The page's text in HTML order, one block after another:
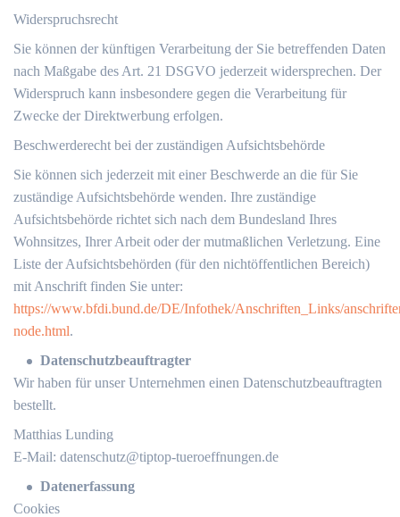
Widerspruchsrecht
Sie können der künftigen Verarbeitung der Sie betreffenden Daten
nach Maßgabe des Art. 21 DSGVO jederzeit widersprechen. Der
Widerspruch kann insbesondere gegen die Verarbeitung für
Zwecke der Direktwerbung erfolgen.
Beschwerderecht bei der zuständigen Aufsichtsbehörde
Sie können sich jederzeit mit einer Beschwerde an die für Sie
zuständige Aufsichtsbehörde wenden. Ihre zuständige
Aufsichtsbehörde richtet sich nach dem Bundesland Ihres
Wohnsitzes, Ihrer Arbeit oder der mutmaßlichen Verletzung. Eine
Liste der Aufsichtsbehörden (für den nichtöffentlichen Bereich)
mit Anschrift finden Sie unter:
https://www.bfdi.bund.de/DE/Infothek/Anschriften_Links/
node.html.
Datenschutzbeauftragter
Wir haben für unser Unternehmen einen Datenschutzbeauftragten
bestellt.
Matthias Lunding
E-Mail: datenschutz@tiptop-tueroeffnungen.de
Datenerfassung
Cookies